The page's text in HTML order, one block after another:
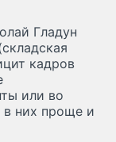
Гладун
кадров
или во
в них проще и